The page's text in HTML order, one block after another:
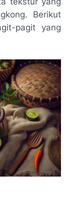
Berikut
pagit yang